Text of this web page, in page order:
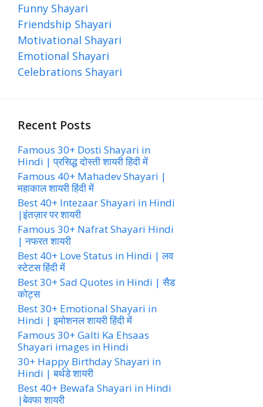
Funny Shayari
Friendship Shayari
Motivational Shayari
Emotional Shayari
Celebrations Shayari
Recent Posts
Famous 30+ Dosti Shayari in
Hindi | प्रसिद्ध दोस्ती शायरी हिंदी में
Famous 40+ Mahadev Shayari |
महाकाल शायरी हिंदी में
Best 40+ Intezaar Shayari in Hindi
|इंतज़ार पर शायरी
Famous 30+ Nafrat Shayari Hindi
| नफरत शायरी
Best 40+ Love Status in Hindi | लव
स्टेटस हिंदी में
Best 30+ Sad Quotes in Hindi | सैड
कोट्स
Best 30+ Emotional Shayari in
Hindi | इमोशनल शायरी हिंदी में
Famous 30+ Galti Ka Ehsaas
Shayari images in Hindi
30+ Happy Birthday Shayari in
Hindi | बर्थडे शायरी
Best 40+ Bewafa Shayari in Hindi
|बेवफा शायरी